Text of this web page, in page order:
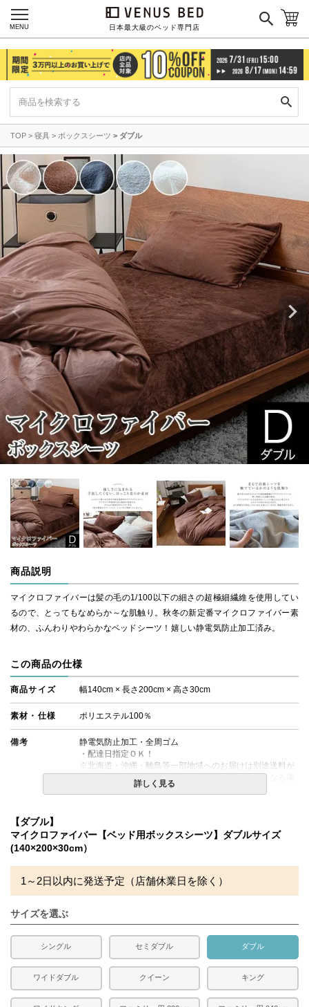
日本最大級のベッド専門店
MENU
TOP 寝具 ボックスシーツ ダブル
商品説明
マイクロファイバーは髪の毛の1/100以下の細さの超極細繊維を使用してい
るので、とってもなめらか～な肌触り。秋冬の新定番マイクロファイバー素
材の、ふんわりやわらかなベッドシーツ！嬉しい静電気防止加工済み。
この商品の仕様
商品サイズ 幅140cm × 長さ200cm × 高さ30cm
素材・仕様 ポリエステル100％
備考
静電気防止加工・全周ゴム
・配達日指定ＯＫ！
※北海道・沖縄・離島等一部地域へのお届けは別途送料が
発生する場合がございます。また発送予定も変更になる場
合があります。
商品に破損がある場合は、ご連絡くださいますようお願い
申し上げます。
詳しく見る
【ダブル】
マイクロファイバー【ベッド用ボックスシーツ】ダブルサイズ
(140×200×30cm）
1～2日以内に発送予定（店舗休業日を除く）
サイズを選ぶ
シングル セミダブル ダブル
ワイドダブル クイーン キング